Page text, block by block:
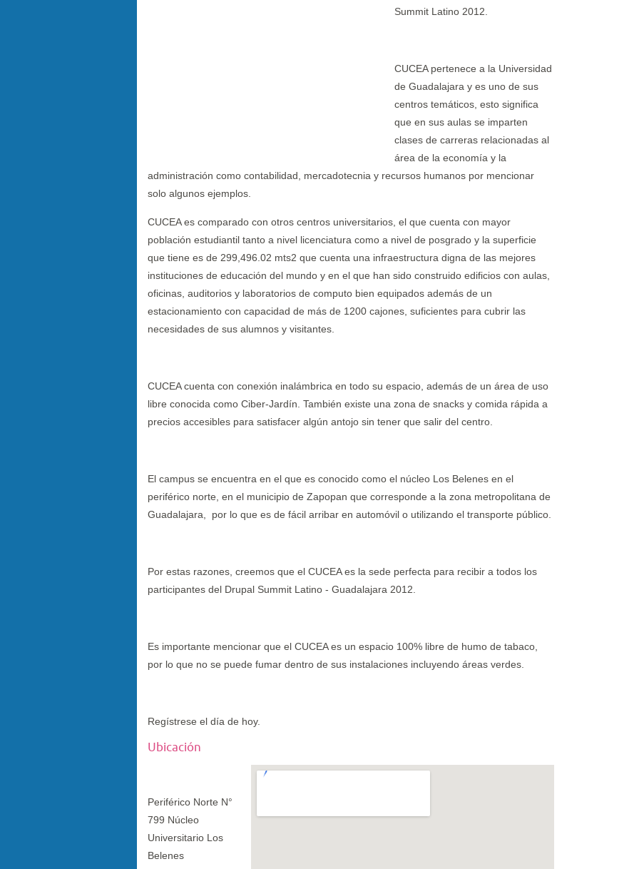
Summit Latino 2012.
CUCEA pertenece a la Universidad
de Guadalajara y es uno de sus
centros temáticos, esto significa
que en sus aulas se imparten
clases de carreras relacionadas al
área de la economía y la
administración como contabilidad, mercadotecnia y recursos humanos por mencionar
solo algunos ejemplos.
CUCEA es comparado con otros centros universitarios, el que cuenta con mayor
población estudiantil tanto a nivel licenciatura como a nivel de posgrado y la superficie
que tiene es de 299,496.02 mts2 que cuenta una infraestructura digna de las mejores
instituciones de educación del mundo y en el que han sido construido edificios con aulas,
oficinas, auditorios y laboratorios de computo bien equipados además de un
estacionamiento con capacidad de más de 1200 cajones, suficientes para cubrir las
necesidades de sus alumnos y visitantes.
CUCEA cuenta con conexión inalámbrica en todo su espacio, además de un área de uso
libre conocida como Ciber-Jardín. También existe una zona de snacks y comida rápida a
precios accesibles para satisfacer algún antojo sin tener que salir del centro.
El campus se encuentra en el que es conocido como el núcleo Los Belenes en el
periférico norte, en el municipio de Zapopan que corresponde a la zona metropolitana de
Guadalajara, por lo que es de fácil arribar en automóvil o utilizando el transporte público.
Por estas razones, creemos que el CUCEA es la sede perfecta para recibir a todos los
participantes del Drupal Summit Latino - Guadalajara 2012.
Es importante mencionar que el CUCEA es un espacio 100% libre de humo de tabaco,
por lo que no se puede fumar dentro de sus instalaciones incluyendo áreas verdes.
Regístrese el día de hoy.
Ubicación
Periférico Norte N°
799 Núcleo
Universitario Los
Belenes